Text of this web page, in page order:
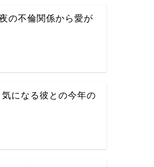
の不倫関係から愛が
になる彼との今年の